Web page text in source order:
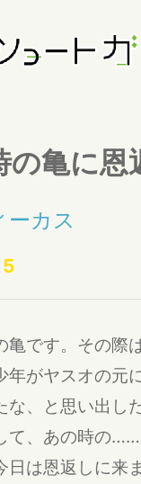
の亀に恩
ーカス
亀です。その際
がヤスオの元
な、と思い出した
て、あの時の……
日は恩返しに来